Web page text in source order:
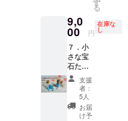
予定日
は2020
年4月1
日です
が、発
送準備
完了次
第発送
いたし
ます
せん）
※複数の
ご支援
をいた
だいた
場合、
リター
ン品は
同梱に
て発送
いたし
番地以
下まで
忘れず
に入力
してく
ださい
※お届け
先のお
名前
は、本
名を入
早割特
別価
格
10,000
円
（税・
送料
込）
➡
9,000円
（税・
系」の
宝石を
選別し
まし
た。 で
きるだ
け詰め
込んだ
小瓶を
１個お
届けし
す
る
9,0
00 円
在庫な
し
７．小
さな宝
石たち
「水
色」
【早
割】
（品
支援
者：
5人
お届
け予